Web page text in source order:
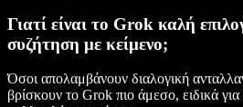
Γιατί είναι το Grok καλή
συζήτηση με κείμενο;
Όσοι απολαμβάνουν διαλογική
βρίσκουν το Grok πιο άμεσο, ειδικά για